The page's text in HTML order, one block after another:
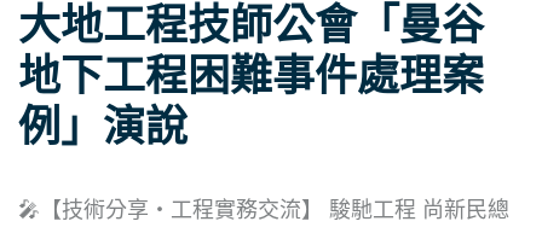
大地工程技師公會「曼谷
地下工程困難事件處理案
例」演說
🎤【技術分享・工程實務交流】 駿馳工程 尚新民總